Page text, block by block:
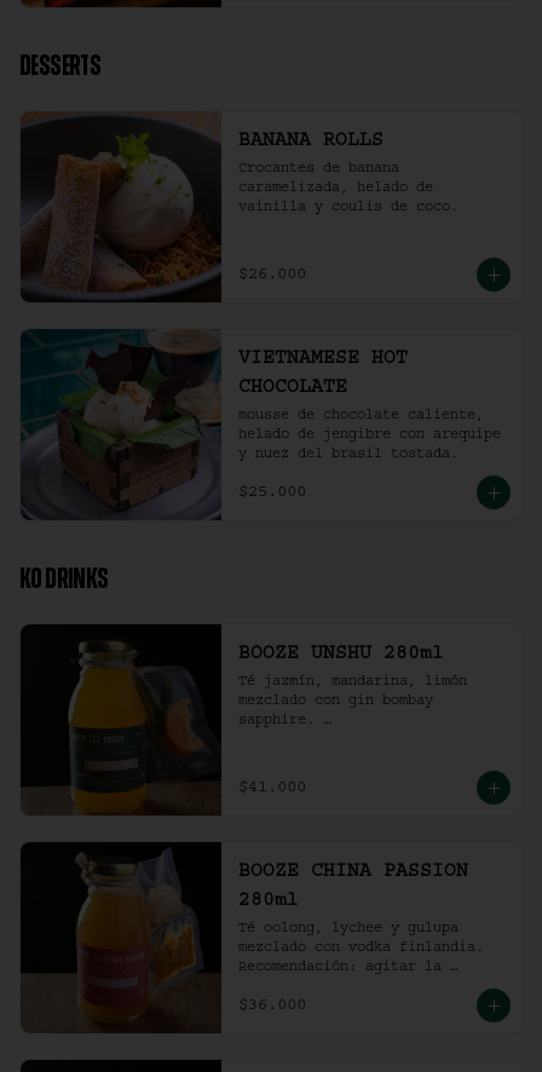
DESSERTS
BANANA ROLLS
Crocantes de banana
caramelizada, helado de
vainilla y coulis de coco.
$26.000
VIETNAMESE HOT
CHOCOLATE
mousse de chocolate caliente,
helado de jengibre con arequipe
y nuez del brasil tostada.
$25.000
KO DRINKS
BOOZE UNSHU 280ml
Té jazmín, mandarina, limón
mezclado con gin bombay
sapphire.
con hielo al gusto.
$41.000
BOOZE CHINA PASSION
280ml
Té oolong, lychee y gulupa
mezclado con vodka finlandia.
Recomendación: agitar la
con hielo al gusto.
$36.000